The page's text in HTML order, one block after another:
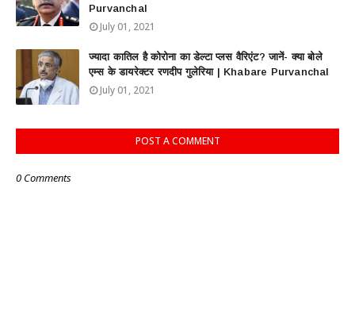
Purvanchal
July 01, 2021
ज्यादा कातिल है कोरोना का डेल्टा प्लस वैरिएंट? जानें- क्या बोले
एम्स के डायरेक्टर रणदीप गुलेरिया | Khabare Purvanchal
July 01, 2021
POST A COMMENT
0 Comments